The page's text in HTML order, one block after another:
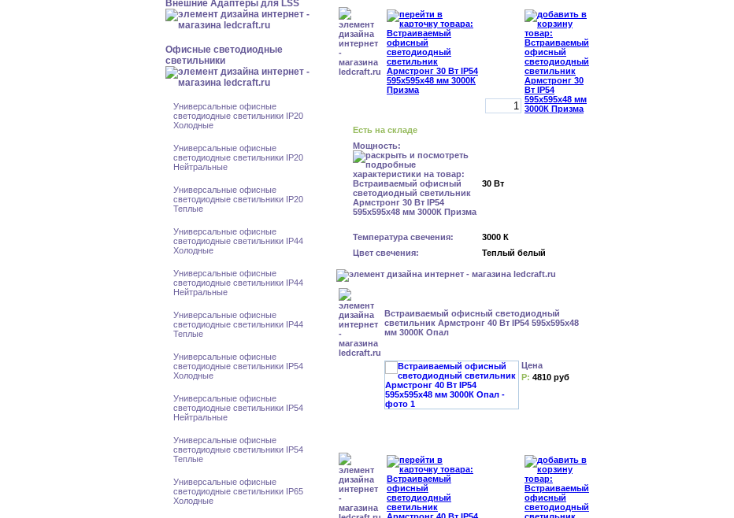
Внешние Адаптеры для LSS
Офисные светодиодные
светильники
Универсальные офисные
светодиодные светильники IP20
Холодные
Универсальные офисные
светодиодные светильники IP20
Нейтральные
Универсальные офисные
светодиодные светильники IP20
Теплые
Универсальные офисные
светодиодные светильники IP44
Холодные
Универсальные офисные
светодиодные светильники IP44
Нейтральные
Универсальные офисные
светодиодные светильники IP44
Теплые
Универсальные офисные
светодиодные светильники IP54
Холодные
Универсальные офисные
светодиодные светильники IP54
Нейтральные
Универсальные офисные
светодиодные светильники IP54
Теплые
Универсальные офисные
светодиодные светильники IP65
Холодные
Есть на складе
Мощность:
30 Вт
Температура свечения:
3000 К
Цвет свечения:
Теплый белый
Встраиваемый офисный светодиодный
светильник Армстронг 40 Вт IP54 595x595x48
мм 3000К Опал
Цена
Р: 4810 руб